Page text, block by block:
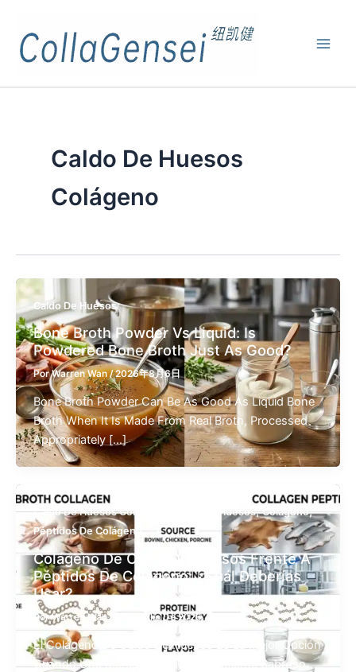
Caldo De Huesos
Colágeno
Caldo De Huesos
Bone Broth Powder Vs Liquid: Is
Powdered Bone Broth Just As Good?
PorWarren Wan/2026年8月6日
Bone Broth Powder Can Be As Good As Liquid Bone
Broth When It Is Made From Real Broth, Processed
Appropriately […]
Caldo De Huesos Colágeno Caldo De Huesos,Colágeno,
Péptidos De Colágeno
Colágeno De Caldo De Huesos Frente A
Péptidos De Colágeno: ¿cuál Deberías
Usar?
PorWarren Wan/ 3 De Julio De 2026
El Colágeno De Caldo De Huesos Es La Mejor Opción
Cuando Una Marca Busca Un Ingrediente Sabroso,